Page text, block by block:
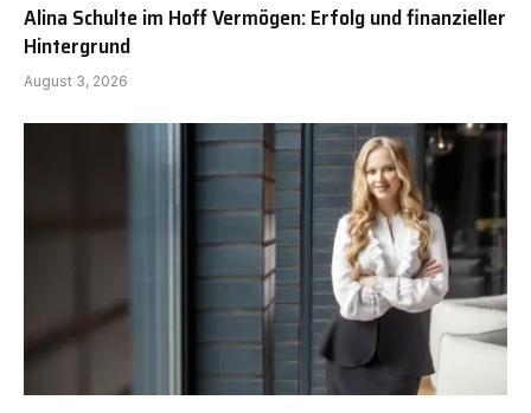
Alina Schulte im Hoff Vermögen: Erfolg und finanzieller
Hintergrund
August 3, 2026